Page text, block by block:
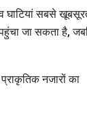
घाटियां सबसे
जा सकता है,
नजारों का